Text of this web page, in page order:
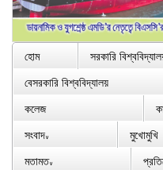
হোম
সরকারি
বেসরকারি বিশ্ববিদ্যালয়
কলেজ
সংবাদ∨
মুখোমুখি
মতামত∨